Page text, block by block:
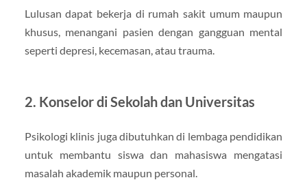
Lulusan dapat bekerja di rumah sakit umum maupun
khusus, menangani pasien dengan gangguan mental
seperti depresi, kecemasan, atau trauma.
2. Konselor di Sekolah dan Universitas
Psikologi klinis juga dibutuhkan di lembaga pendidikan
untuk membantu siswa dan mahasiswa mengatasi
masalah akademik maupun personal.